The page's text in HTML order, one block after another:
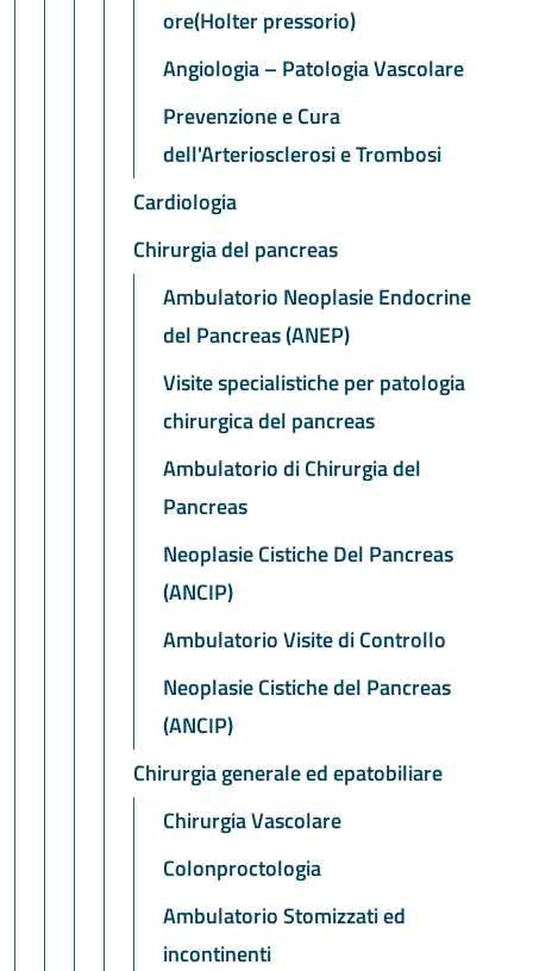
ore(Holter pressorio)
Angiologia – Patologia Vascolare
Prevenzione e Cura
dell'Arteriosclerosi e Trombosi
Cardiologia
Chirurgia del pancreas
Ambulatorio Neoplasie Endocrine
del Pancreas (ANEP)
Visite specialistiche per patologia
chirurgica del pancreas
Ambulatorio di Chirurgia del
Pancreas
Neoplasie Cistiche Del Pancreas
(ANCIP)
Ambulatorio Visite di Controllo
Neoplasie Cistiche del Pancreas
(ANCIP)
Chirurgia generale ed epatobiliare
Chirurgia Vascolare
Colonproctologia
Ambulatorio Stomizzati ed
incontinenti